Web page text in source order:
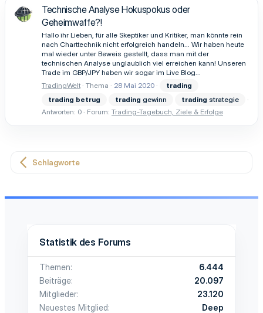
Technische Analyse Hokuspokus oder
Geheimwaffe?!
Hallo ihr Lieben, für alle Skeptiker und Kritiker, man könnte rein
nach Charttechnik nicht erfolgreich handeln... Wir haben heute
mal wieder unter Beweis gestellt, dass man mit der
technischen Analyse unglaublich viel erreichen kann! Unseren
Trade im GBP/JPY haben wir sogar im Live Blog...
TradingWelt Thema 28 Mai 2020
trading
trading betrug trading gewinn trading strategie
Antworten: 0
Forum: Trading-Tagebuch, Ziele & Erfolge
Schlagworte
Statistik des Forums
Themen
6.444
Beiträge
20.097
Mitglieder
23.120
Neuestes Mitglied
Deep